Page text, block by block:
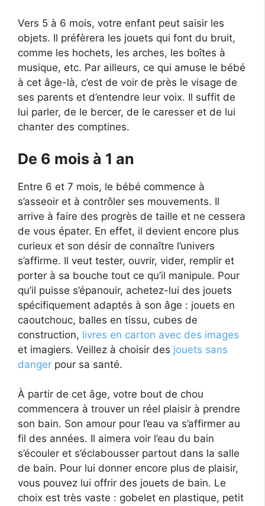
Vers 5 à 6 mois, votre enfant peut saisir les
objets. Il préfèrera les jouets qui font du bruit,
comme les hochets, les arches, les boîtes à
musique, etc. Par ailleurs, ce qui amuse le bébé
à cet âge-là, c’est de voir de près le visage de
ses parents et d’entendre leur voix. Il suffit de
lui parler, de le bercer, de le caresser et de lui
chanter des comptines.
De 6 mois à 1 an
Entre 6 et 7 mois, le bébé commence à
s’asseoir et à contrôler ses mouvements. Il
arrive à faire des progrès de taille et ne cessera
de vous épater. En effet, il devient encore plus
curieux et son désir de connaître l’univers
s’affirme. Il veut tester, ouvrir, vider, remplir et
porter à sa bouche tout ce qu’il manipule. Pour
qu’il puisse s’épanouir, achetez-lui des jouets
spécifiquement adaptés à son âge : jouets en
caoutchouc, balles en tissu, cubes de
construction, livres en carton avec des images
et imagiers. Veillez à choisir des jouets sans
danger pour sa santé.
À partir de cet âge, votre bout de chou
commencera à trouver un réel plaisir à prendre
son bain. Son amour pour l’eau va s’affirmer au
fil des années. Il aimera voir l’eau du bain
s’écouler et s’éclabousser partout dans la salle
de bain. Pour lui donner encore plus de plaisir,
vous pouvez lui offrir des jouets de bain. Le
choix est très vaste : gobelet en plastique, petit